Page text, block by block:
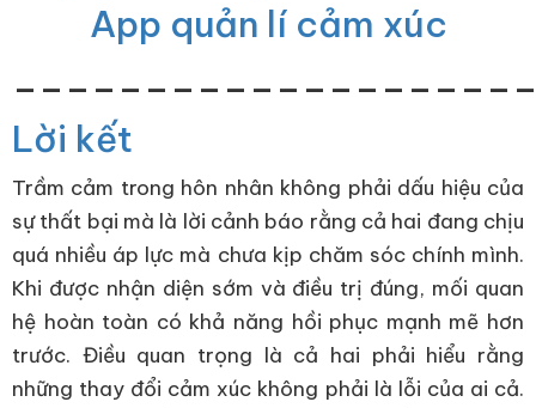
App quản lí cảm xúc
Lời kết
Trầm cảm trong hôn nhân không phải dấu hiệu của
sự thất bại mà là lời cảnh báo rằng cả hai đang chịu
quá nhiều áp lực mà chưa kịp chăm sóc chính mình.
Khi được nhận diện sớm và điều trị đúng, mối quan
hệ hoàn toàn có khả năng hồi phục mạnh mẽ hơn
trước. Điều quan trọng là cả hai phải hiểu rằng
những thay đổi cảm xúc không phải là lỗi của ai cả.